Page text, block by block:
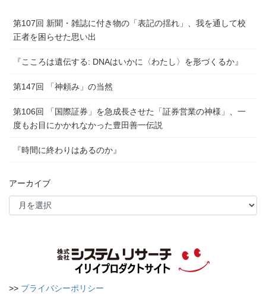
第107回 新聞・雑誌に付き物の「表記の揺れ」、我を通して校
正者を困らせた思い出
『こころは遺伝する: DNAはいかに〈わたし〉を形づくるか』
第147回 「神頼み」の当然
第106回 「国際証券」を急成長させた「証券営業の神様」、一
度もお目にかかれなかった豊田善一伝説
『時間に終わりはあるのか』
アーカイブ
>> プライバシーポリシー